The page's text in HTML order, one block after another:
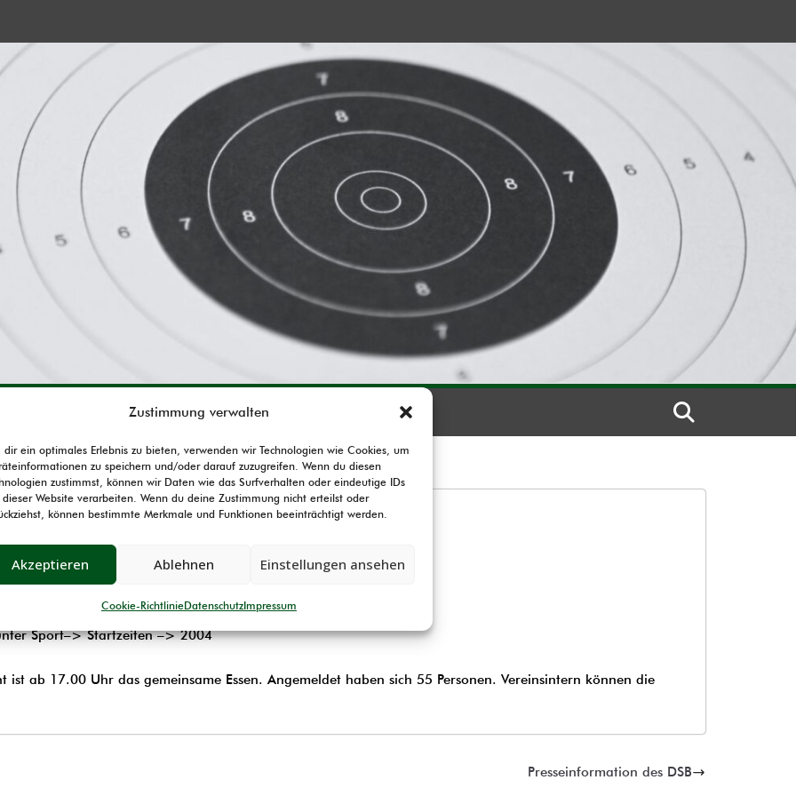
Zustimmung verwalten
dir ein optimales Erlebnis zu bieten, verwenden wir Technologien wie Cookies, um
zu speichern und/oder darauf zuzugreifen. Wenn du diesen
zustimmst, können wir Daten wie das Surfverhalten oder eindeutige IDs
Website verarbeiten. Wenn du deine Zustimmung nicht erteilst oder
können bestimmte Merkmale und Funktionen beeinträchtigt werden.
Akzeptieren Ablehnen Einstellungen ansehen
Cookie-RichtlinieDatenschutzImpressum
JUGEND TERMINE
Sport–> Startzeiten –> 2004
ab 17.00 Uhr das gemeinsame Essen. Angemeldet haben sich 55 Personen. Vereinsintern können die
Presseinformation des DSB